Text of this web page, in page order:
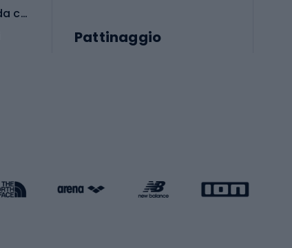
Abbigliamento per sport da combattimento
Pattinaggio
Caschi da pattinaggio